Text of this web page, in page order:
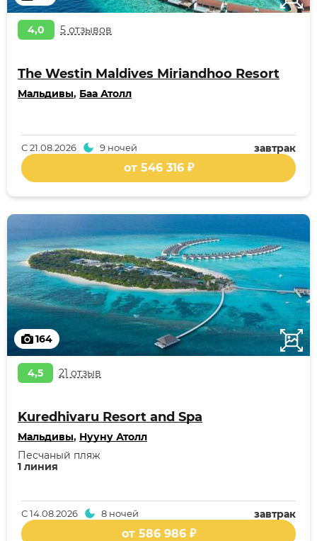
4,0 5 отзывов
The Westin Maldives Miriandhoo Resort
Мальдивы, Баа Атолл
завтрак
С21.08.2026 9 ночей
от 546 316 ₽
164
4,5 21 отзыв
Kuredhivaru Resort and Spa
Мальдивы, Нууну Атолл
1 линия
Песчаный пляж
завтрак
С14.08.2026 8 ночей
от 586 986 ₽